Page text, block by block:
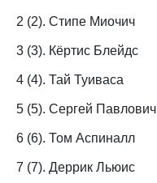
2 (2). Стипе Миочич
3 (3). Кёртис Блейдс
4 (4). Тай Туиваса
5 (5). Сергей Павлович
6 (6). Том Аспиналл
7 (7). Деррик Льюис